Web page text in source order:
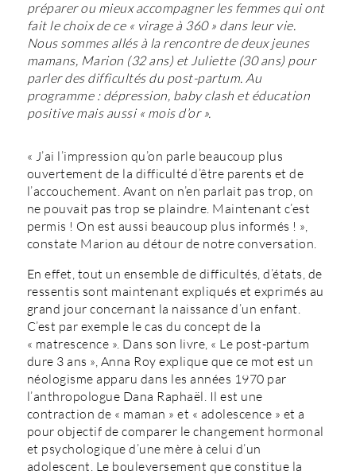
préparer ou mieux accompagner les femmes qui ont
fait le choix de ce « virage à 360 » dans leur vie.
Nous sommes allés à la rencontre de deux jeunes
mamans, Marion (32 ans) et Juliette (30 ans) pour
parler des difficultés du post-partum. Au
programme : dépression, baby clash et éducation
positive mais aussi « mois d’or ».
« J’ai l’impression qu’on parle beaucoup plus
ouvertement de la difficulté d’être parents et de
l’accouchement. Avant on n’en parlait pas trop, on
ne pouvait pas trop se plaindre. Maintenant c’est
permis ! On est aussi beaucoup plus informés ! »,
constate Marion au détour de notre conversation.
En effet, tout un ensemble de difficultés, d’états, de
ressentis sont maintenant expliqués et exprimés au
grand jour concernant la naissance d’un enfant.
C’est par exemple le cas du concept de la
« matrescence ». Dans son livre, « Le post-partum
dure 3 ans », Anna Roy explique que ce mot est un
néologisme apparu dans les années 1970 par
l’anthropologue Dana Raphaël. Il est une
contraction de « maman » et « adolescence » et a
pour objectif de comparer le changement hormonal
et psychologique d’une mère à celui d’un
adolescent. Le bouleversement que constitue la